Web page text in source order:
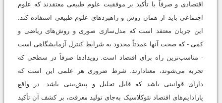
اقتصادی و صرفاً با تأکید بر موفقیت علوم طبیعی معتقدند که علوم
اجتماعی باید از همان روش و راهبردهای علوم طبیعی استفاده کند.
این جریان معتقد است که مدل‌سازی صوری و روش‌های ریاضی و
کمی - که صحت آنها عمدتاً محدود به شرایط کنترل آزمایشگاهی است
- مناسب‌ترین راه برای اقتصاد است. رویدادها صرفاً در سطحی که
تجربه می‌شوند، معنادارند. شرط ضروری هر علمی این است که
دارای قوانینی باشد که قابل تحلیل و پیش‌بینی باشد. در واقع
پارادایم‌های اقتصاد نئوکلاسیک به‌جای تولید معرفت، بر کشف آن تأکید